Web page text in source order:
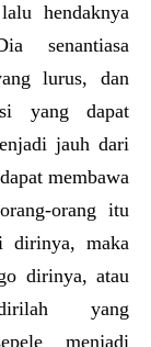
hendaknya
senantiasa
lurus, dan
yang dapat
jauh dari
membawa
orang itu
dirinya, maka
dirinya, atau
yang
menjadi